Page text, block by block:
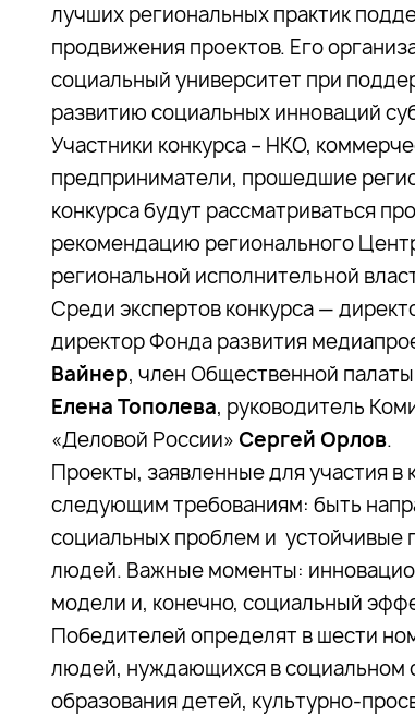
лучших региональных практик
продвижения проектов. Его
социальный университет при
развитию социальных инноваций
Участники конкурса – НКО,
предприниматели, прошедшие
конкурса будут рассматриваться
рекомендацию регионального
региональной исполнительной
Среди экспертов конкурса —
директор Фонда развития
Вайнер, член Общественной
Елена Тополева, руководитель
«Деловой России» Сергей Орлов.
Проекты, заявленные для участия в
следующим требованиям: быть
социальных проблем и устойчивые
людей. Важные моменты:
модели и, конечно, социальный
Победителей определят в шести
людей, нуждающихся в социальном
образования детей, культурно-